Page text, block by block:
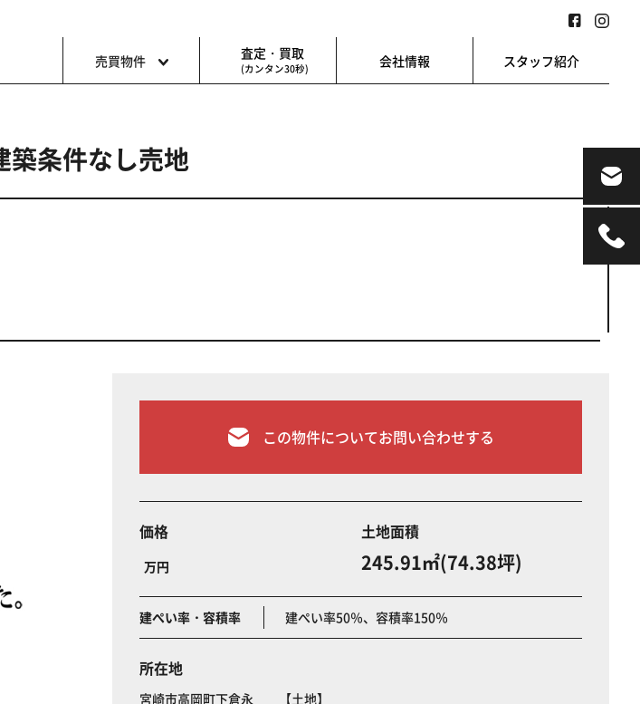
売買物件 査定・買取
(カンタン30秒) 会社情報 スタッフ紹介
条件なし売地
この物件についてお問い合わせする
価格
万円
土地面積
245.91㎡(74.38坪)
建ぺい率・容積率 建ぺい率50％、容積率150％
所在地
宮崎市高岡町下倉永 【土地】